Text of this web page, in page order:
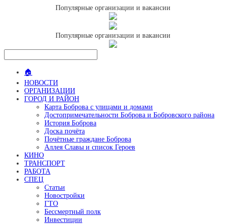
Популярные организации и вакансии
Популярные организации и вакансии
🏠
НОВОСТИ
ОРГАНИЗАЦИИ
ГОРОД И РАЙОН
Карта Боброва с улицами и домами
Достопримечательности Боброва и Бобровского района
История Боброва
Доска почёта
Почётные граждане Боброва
Аллея Славы и список Героев
КИНО
ТРАНСПОРТ
РАБОТА
СПЕЦ
Статьи
Новостройки
ГТО
Бессмертный полк
Инвестиции